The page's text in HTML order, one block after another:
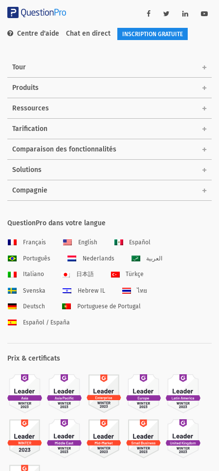
Centre d'aide Chat en direct INSCRIPTION GRATUITE
Tour
Produits
Ressources
Tarification
Comparaison des fonctionnalités
Solutions
Compagnie
QuestionPro dans votre langue
Français English Español
Português Nederlands العربية
Italiano 日本語 Türkçe
Svenska Hebrew IL ไทย
Deutsch Portuguese de Portugal
Español / España
Prix & certificats